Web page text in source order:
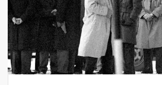
Zsoldosok,
a
háborúk
dögkeselyűi?
(1.
rész)